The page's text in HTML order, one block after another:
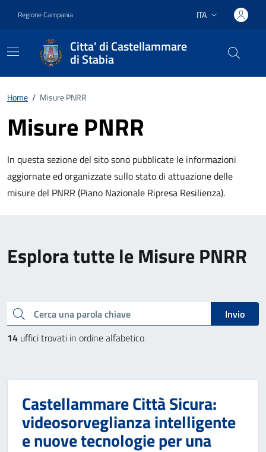
Regione Campania Lingua attiva:
ITA
Citta' di Castellammare
di Stabia
Home / Misure PNRR
Misure PNRR
In questa sezione del sito sono pubblicate le informazioni
aggiornate ed organizzate sullo stato di attuazione delle
misure del PNRR (Piano Nazionale Ripresa Resilienza).
Esplora tutte le Misure PNRR
Cerca una parola chiave
Invio
14 uffici trovati in ordine alfabetico
Castellammare Città Sicura:
videosorveglianza intelligente
e nuove tecnologie per una